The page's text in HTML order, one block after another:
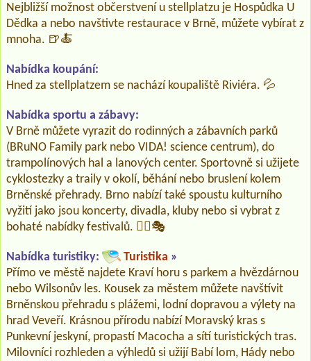
Nejbližší možnost občerstvení u stellplatzu je Hospůdka U
Dědka a nebo navštivte restaurace v Brně, můžete vybírat z
mnoha. 🍺🍝
Nabídka koupání:
Hned za stellplatzem se nachází koupaliště Riviéra. 💦
Nabídka sportu a zábavy:
V Brně můžete vyrazit do rodinných a zábavních parků
(BRuNO Family park nebo VIDA! science centrum), do
trampolínových hal a lanových center. Sportovně si užijete
cyklostezky a traily v okolí, běhání nebo bruslení kolem
Brněnské přehrady. Brno nabízí také spoustu kulturního
vyžití jako jsou koncerty, divadla, kluby nebo si vybrat z
bohaté nabídky festivalů. 🚴‍♀️🎭
Nabídka turistiky: Turistika »
Přímo ve městě najdete Kraví horu s parkem a hvězdárnou
nebo Wilsonův les. Kousek za městem můžete navštívit
Brněnskou přehradu s plážemi, lodní dopravou a výlety na
hrad Veveří. Krásnou přírodu nabízí Moravský kras s
Punkevní jeskyní, propastí Macocha a sítí turistických tras.
Milovníci rozhleden a výhledů si užijí Babí lom, Hády nebo